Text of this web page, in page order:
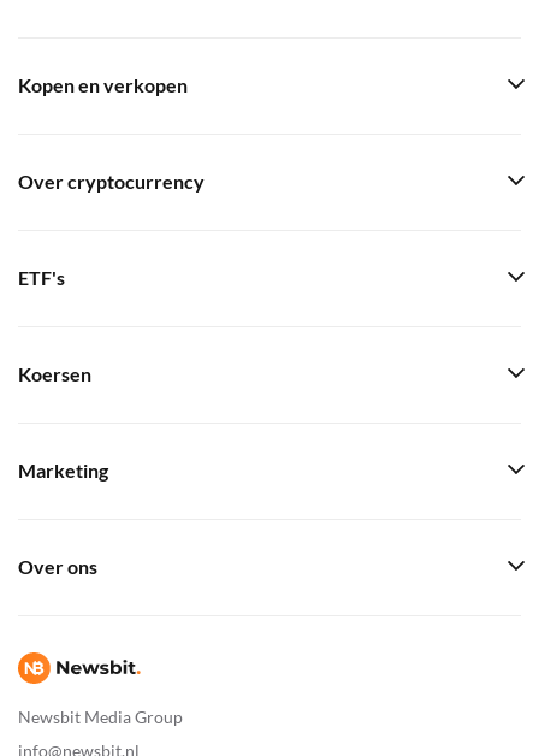
Newsbit Media Group
info@newsbit.nl
Kopen en verkopen
Over cryptocurrency
ETF's
Koersen
Marketing
Over ons